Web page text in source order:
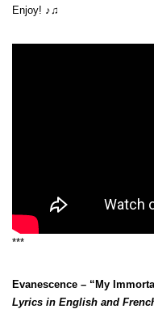
Enjoy! ♪♫
***
Evanescence – “My
Lyrics in English and